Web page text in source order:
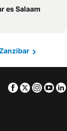
es Salaam
Facebook
Twitter